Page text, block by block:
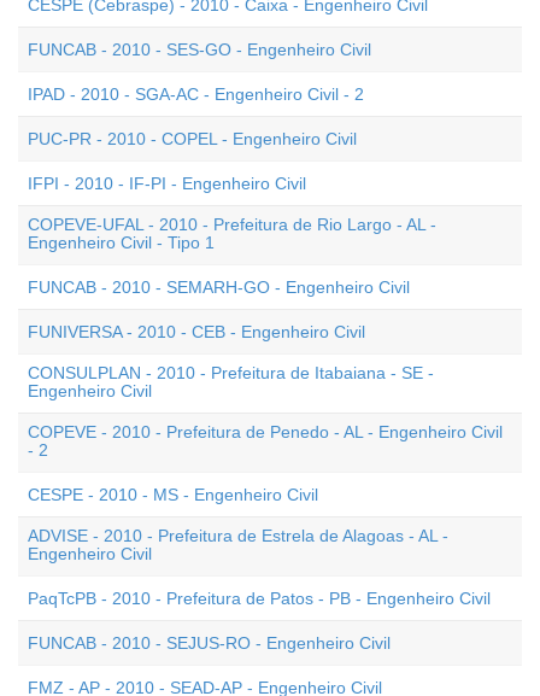
CESPE (Cebraspe) - 2010 - Caixa - Engenheiro Civil
FUNCAB - 2010 - SES-GO - Engenheiro Civil
IPAD - 2010 - SGA-AC - Engenheiro Civil - 2
PUC-PR - 2010 - COPEL - Engenheiro Civil
IFPI - 2010 - IF-PI - Engenheiro Civil
COPEVE-UFAL - 2010 - Prefeitura de Rio Largo - AL -
Engenheiro Civil - Tipo 1
FUNCAB - 2010 - SEMARH-GO - Engenheiro Civil
FUNIVERSA - 2010 - CEB - Engenheiro Civil
CONSULPLAN - 2010 - Prefeitura de Itabaiana - SE -
Engenheiro Civil
COPEVE - 2010 - Prefeitura de Penedo - AL - Engenheiro Civil
- 2
CESPE - 2010 - MS - Engenheiro Civil
ADVISE - 2010 - Prefeitura de Estrela de Alagoas - AL -
Engenheiro Civil
PaqTcPB - 2010 - Prefeitura de Patos - PB - Engenheiro Civil
FUNCAB - 2010 - SEJUS-RO - Engenheiro Civil
FMZ - AP - 2010 - SEAD-AP - Engenheiro Civil